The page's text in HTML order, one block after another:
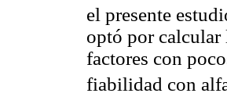
el presente
optó por calcular
factores con
fiabilidad con